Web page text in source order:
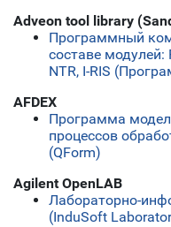
Adveon tool library
Программный
составе модулей:
NTR, I-RIS
AFDEX
Программа
процессов
(QForm)
Agilent OpenLAB
Лабораторно-
(InduSoft